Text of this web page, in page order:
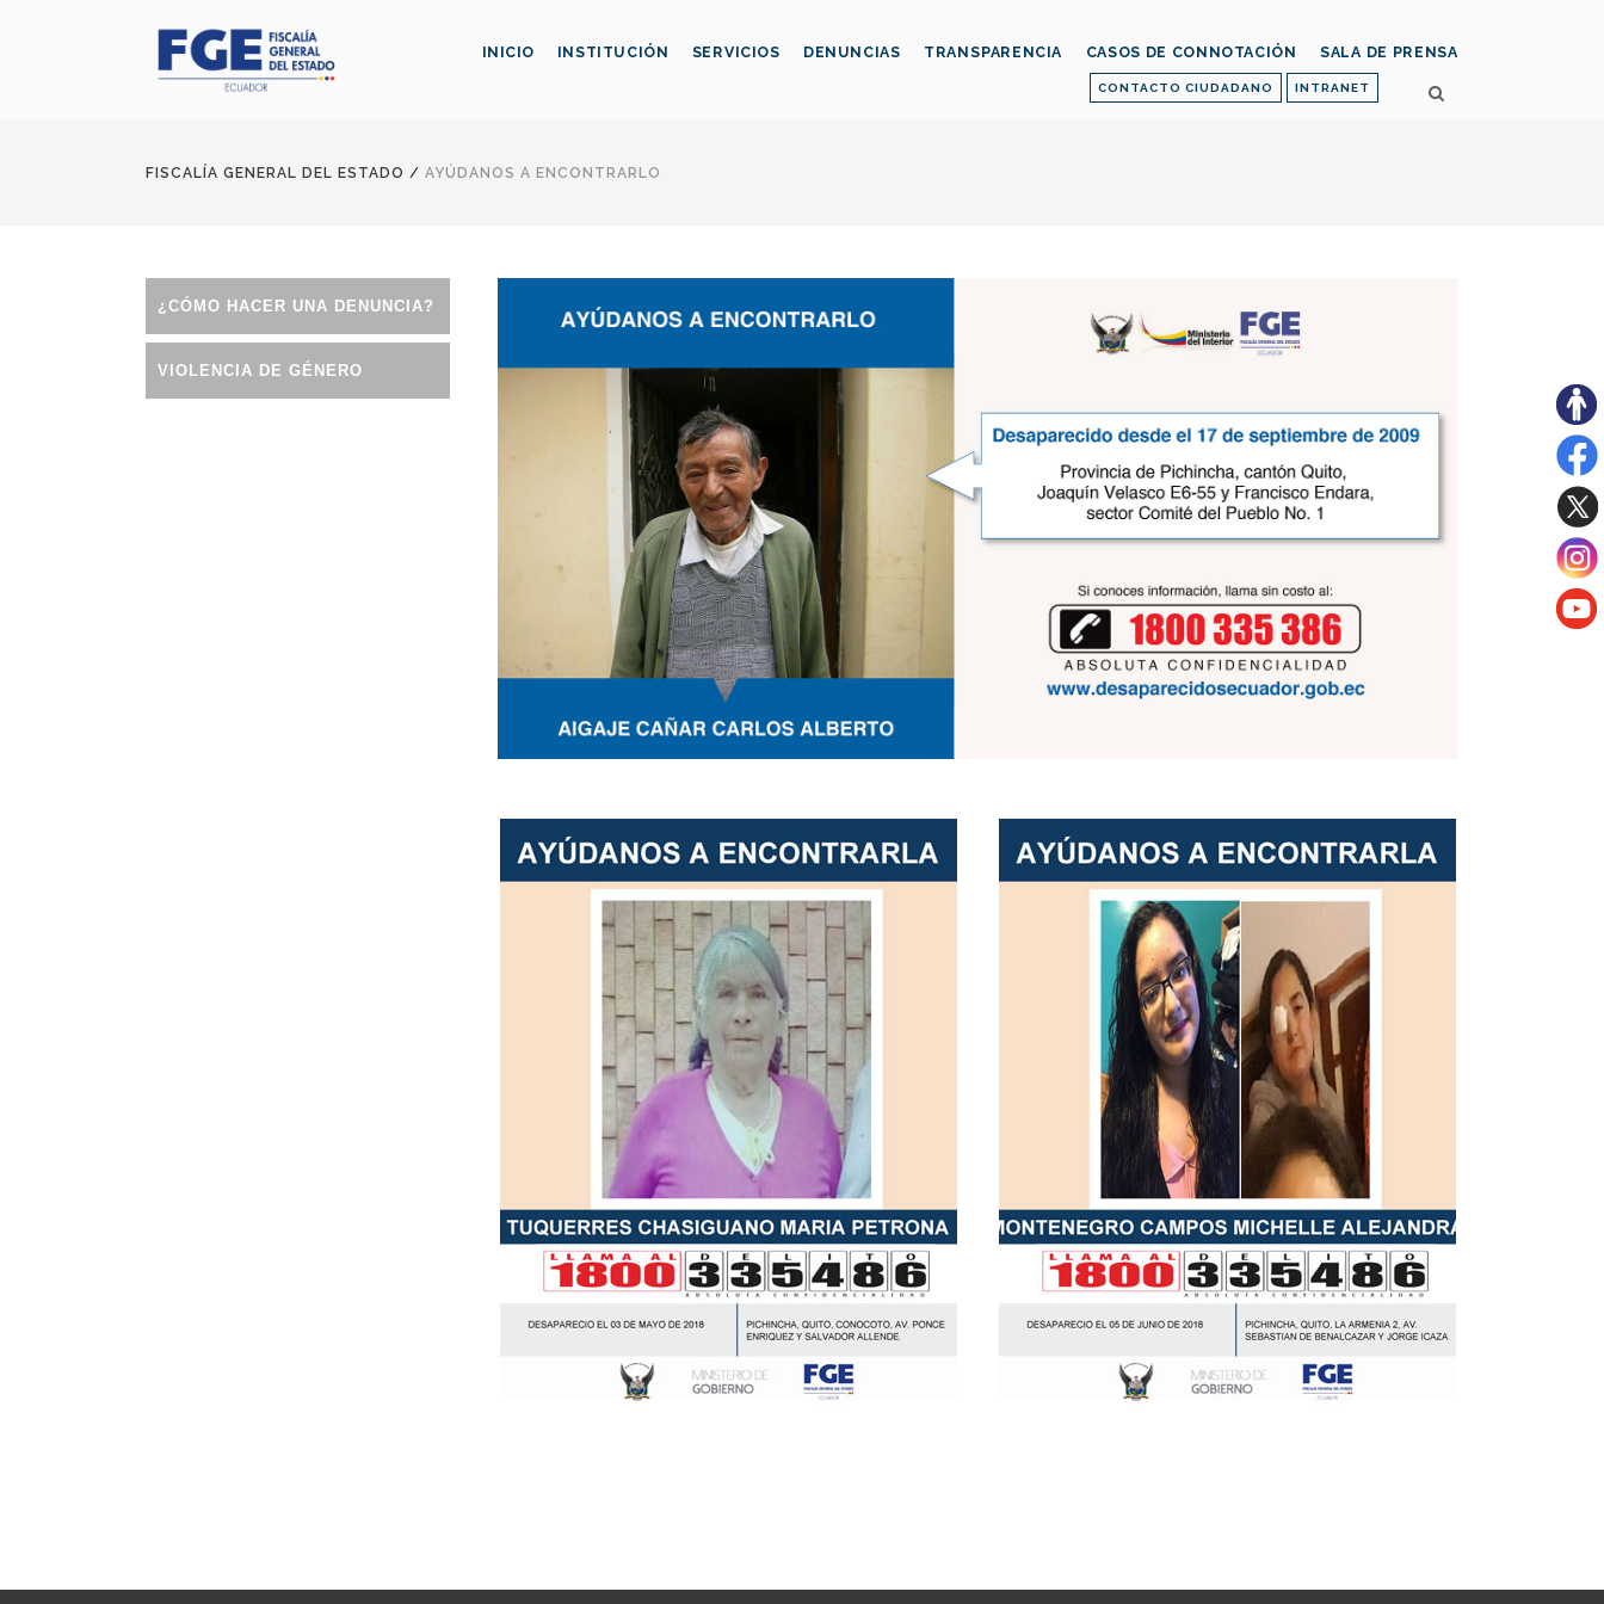
CONTACTO CIUDADANO INTRANET
INICIO INSTITUCIÓN SERVICIOS DENUNCIAS TRANSPARENCIA CASOS DE CONNOTACIÓN SALA DE PRENSA
FISCALÍA GENERAL DEL ESTADO / AYÚDANOS A ENCONTRARLO
¿CÓMO HACER UNA DENUNCIA?
VIOLENCIA DE GÉNERO